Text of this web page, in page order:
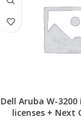
Dell Aruba W-3200
licenses + Next